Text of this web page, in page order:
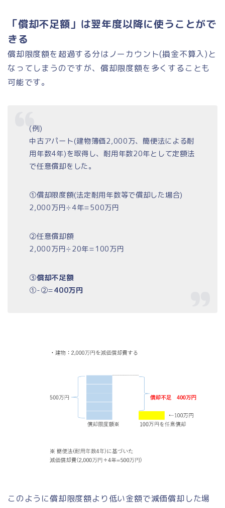
「償却不足額」は翌年度以降に使うことがで
きる
償却限度額を超過する分はノーカウント(損金不算入)と
なってしまうのですが、償却限度額を多くすることも
可能です。
(例)
中古アパート(建物簿価2,000万、簡便法による耐
用年数4年)を取得し、耐用年数20年として定額法
で任意償却をした。
①償却限度額(法定耐用年数等で償却した場合)
2,000万円÷4年=500万円
②任意償却額
2,000万円÷20年=100万円
③償却不足額
①-②=400万円
このように償却限度額より低い金額で減価償却した場